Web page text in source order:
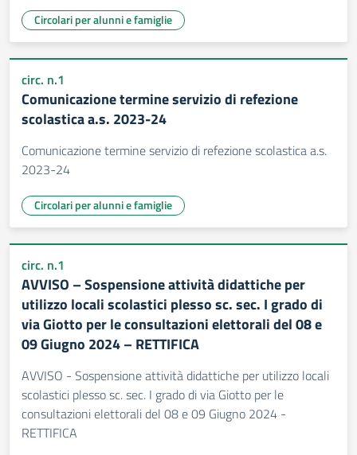
Circolari per alunni e famiglie
circ. n.1
Comunicazione termine servizio di refezione
scolastica a.s. 2023-24
Comunicazione termine servizio di refezione scolastica a.s.
2023-24
Circolari per alunni e famiglie
circ. n.1
AVVISO – Sospensione attività didattiche per
utilizzo locali scolastici plesso sc. sec. I grado di
via Giotto per le consultazioni elettorali del 08 e
09 Giugno 2024 – RETTIFICA
AVVISO - Sospensione attività didattiche per utilizzo locali
scolastici plesso sc. sec. I grado di via Giotto per le
consultazioni elettorali del 08 e 09 Giugno 2024 -
RETTIFICA